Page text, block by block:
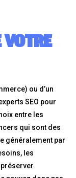
ou d’un
SEO pour
entre les
qui sont des
généralement par
les